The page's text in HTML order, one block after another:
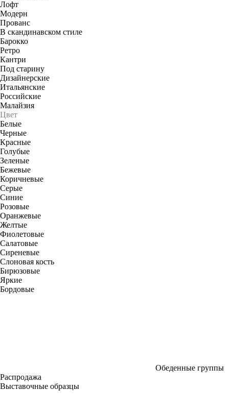
Лофт
Модерн
Прованс
В скандинавском стиле
Барокко
Ретро
Кантри
Под старину
Дизайнерские
Итальянские
Российские
Малайзия
Цвет
Белые
Черные
Красные
Голубые
Зеленые
Бежевые
Коричневые
Серые
Синие
Розовые
Оранжевые
Желтые
Фиолетовые
Салатовые
Сиреневые
Слоновая кость
Бирюзовые
Яркие
Бордовые
Обеденные группы
Распродажа
Выставочные образцы